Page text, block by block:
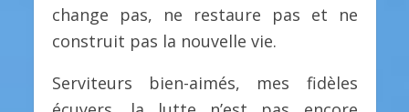
change pas, ne restaure pas et ne
construit pas la nouvelle vie.
Serviteurs bien-aimés, mes fidèles